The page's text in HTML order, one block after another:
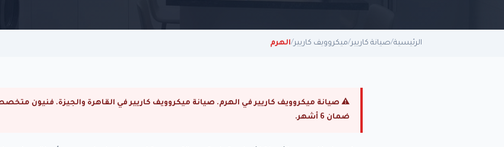
الرئيسية/صيانة كاريير/ميكروويف كاريير/الهرم
ضمان 6 أشهر.